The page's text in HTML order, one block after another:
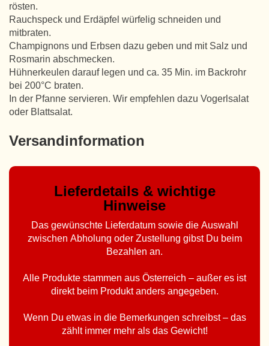
rösten.
Rauchspeck und Erdäpfel würfelig schneiden und
mitbraten.
Champignons und Erbsen dazu geben und mit Salz und
Rosmarin abschmecken.
Hühnerkeulen darauf legen und ca. 35 Min. im Backrohr
bei 200°C braten.
In der Pfanne servieren. Wir empfehlen dazu Vogerlsalat
oder Blattsalat.
Versandinformation
Lieferdetails & wichtige
Hinweise
Das gewünschte Lieferdatum sowie die Auswahl
zwischen Abholung oder Zustellung gibst Du beim
Bezahlen an.
Alle Produkte stammen aus Österreich – außer es ist
direkt beim Produkt anders angegeben.
Wenn Du etwas in die Bemerkungen schreibst – das
zählt immer mehr als das Gewicht!